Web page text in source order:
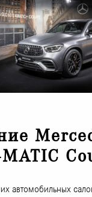
автомобильных